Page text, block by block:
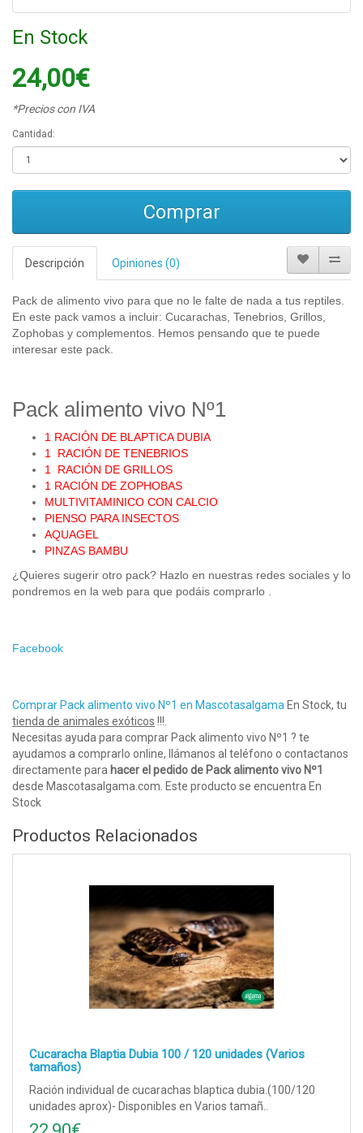
En Stock
24,00€
*Precios con IVA
Cantidad:
Comprar
Descripción Opiniones (0)
Pack de alimento vivo para que no le falte de nada a tus reptiles.
En este pack vamos a incluir: Cucarachas, Tenebrios, Grillos,
Zophobas y complementos. Hemos pensando que te puede
interesar este pack.
Pack alimento vivo Nº1
1 RACIÓN DE BLAPTICA DUBIA
1 RACIÓN DE TENEBRIOS
1 RACIÓN DE GRILLOS
1 RACIÓN DE ZOPHOBAS
MULTIVITAMINICO CON CALCIO
PIENSO PARA INSECTOS
AQUAGEL
PINZAS BAMBU
¿Quieres sugerir otro pack? Hazlo en nuestras redes sociales y lo
pondremos en la web para que podáis comprarlo .
Facebook
Comprar Pack alimento vivo Nº1 en Mascotasalgama En Stock, tu
tienda de animales exóticos !!!.
Necesitas ayuda para comprar Pack alimento vivo Nº1 ? te
ayudamos a comprarlo online, llámanos al teléfono o contactanos
directamente para hacer el pedido de Pack alimento vivo Nº1
desde Mascotasalgama.com. Este producto se encuentra En
Stock
Productos Relacionados
Cucaracha Blaptia Dubia 100 / 120 unidades (Varios
tamaños)
Ración individual de cucarachas blaptica dubia.(100/120
unidades aprox)- Disponibles en Varios tamañ..